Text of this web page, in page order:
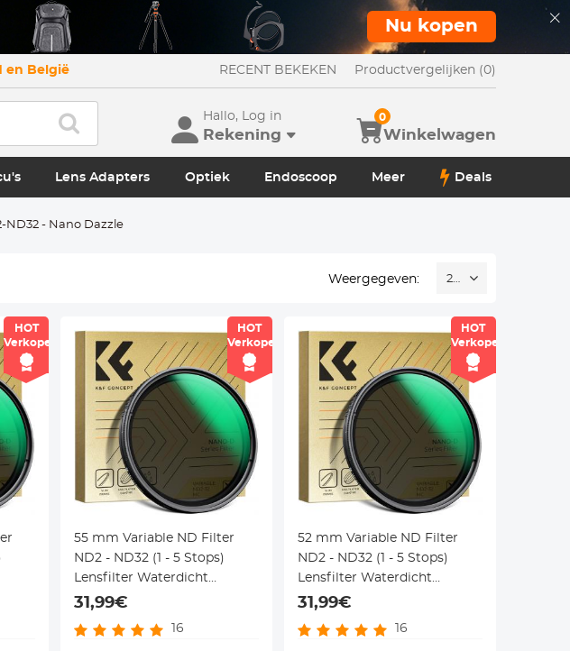
Nu kopen
en België RECENT BEKEKEN Productvergelijken (0)
Hallo, Log in
Rekening Winkelwagen
0
Lens Adapters Optiek Endoscoop Meer Deals
ND32 - Nano Dazzle
Weergegeven: 24
HOT
Verkoper
HOT
Verkoper
55 mm Variable ND Filter
ND2 - ND32 (1 - 5 Stops)
Lensfilter Waterdicht
Krasbestendig Met 24 Lagen
Serie
31,99€
16
HOT
Verkoper
52 mm Variable ND Filter
ND2 - ND32 (1 - 5 Stops)
Lensfilter Waterdicht
Krasbestendig Met 24 Lagen
Serie
31,99€
16